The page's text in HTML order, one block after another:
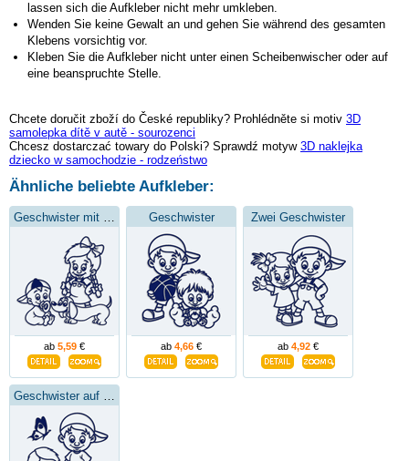
lassen sich die Aufkleber nicht mehr umkleben.
Wenden Sie keine Gewalt an und gehen Sie während des gesamten
Klebens vorsichtig vor.
Kleben Sie die Aufkleber nicht unter einen Scheibenwischer oder auf
eine beanspruchte Stelle.
Chcete doručit zboží do České republiky? Prohlédněte si motiv 3D
samolepka dítě v autě - sourozenci
Chcesz dostarczać towary do Polski? Sprawdź motyw 3D naklejka
dziecko w samochodzie - rodzeństwo
Ähnliche beliebte Aufkleber:
Geschwister mit Hund
ab 5,59 €
Geschwister
ab 4,66 €
Zwei Geschwister
ab 4,92 €
Geschwister auf der Wiese